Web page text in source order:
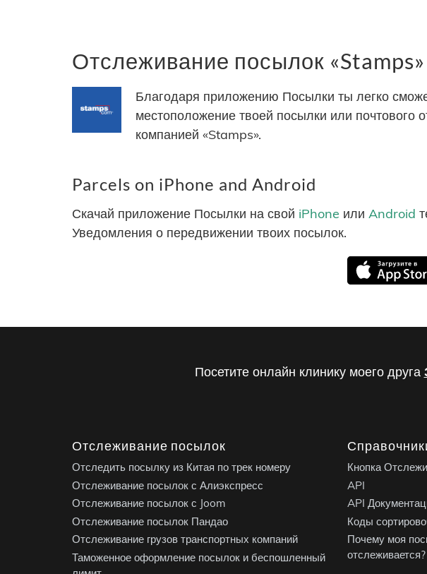
Отслеживание посылок «Stamps»
Благодаря приложению Посылки ты легко
местоположение твоей посылки или почтового
компанией «Stamps».
Parcels on iPhone and Android
Скачай приложение Посылки на свой iPhone или Android
Уведомления о передвижении твоих посылок.
Посетите онлайн клинику моего друга
Отслеживание посылок
Отследить посылку из Китая по трек номеру
Отслеживание посылок с Алиэкспресс
Отслеживание посылок с Joom
Отслеживание посылок Пандао
Отслеживание грузов транспортных компаний
Таможенное оформление посылок и беспошленный
Кнопка
API
API
Коды
Почему моя
отслеживается?